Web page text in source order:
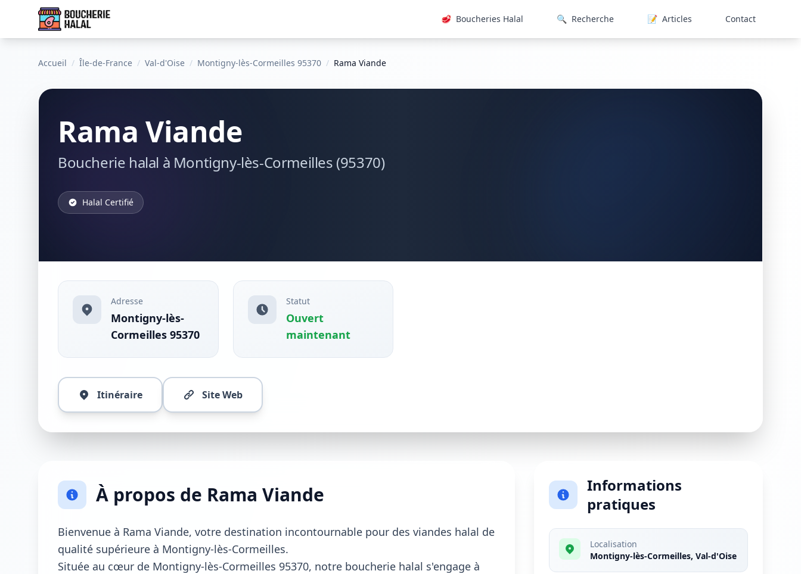
🥩 Boucheries Halal 🔍 Recherche 📝 Articles Contact
Accueil / Île-de-France / Val-d'Oise / Montigny-lès-Cormeilles 95370 / Rama Viande
Rama Viande
Boucherie halal à Montigny-lès-Cormeilles (95370)
Halal Certifié
Adresse
Montigny-lès-
Cormeilles 95370
Statut
Ouvert
maintenant
Itinéraire Site Web
À propos de Rama Viande
Bienvenue à Rama Viande, votre destination incontournable pour des viandes halal de
qualité supérieure à Montigny-lès-Cormeilles.
Située au cœur de Montigny-lès-Cormeilles 95370, notre boucherie halal s'engage à
Informations
pratiques
Localisation
Montigny-lès-Cormeilles, Val-d'Oise